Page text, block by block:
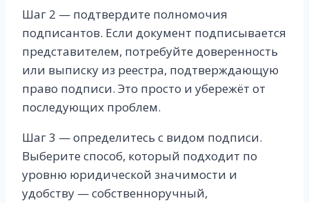
Шаг 2 — подтвердите полномочия
подписантов. Если документ подписывается
представителем, потребуйте доверенность
или выписку из реестра, подтверждающую
право подписи. Это просто и убережёт от
последующих проблем.
Шаг 3 — определитесь с видом подписи.
Выберите способ, который подходит по
уровню юридической значимости и
удобству — собственноручный,